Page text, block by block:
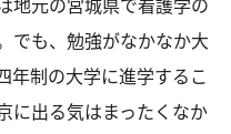
地元の宮城県で看護学の
でも、勉強がなかなか大
年制の大学に進学するこ
に出る気はまったくなか